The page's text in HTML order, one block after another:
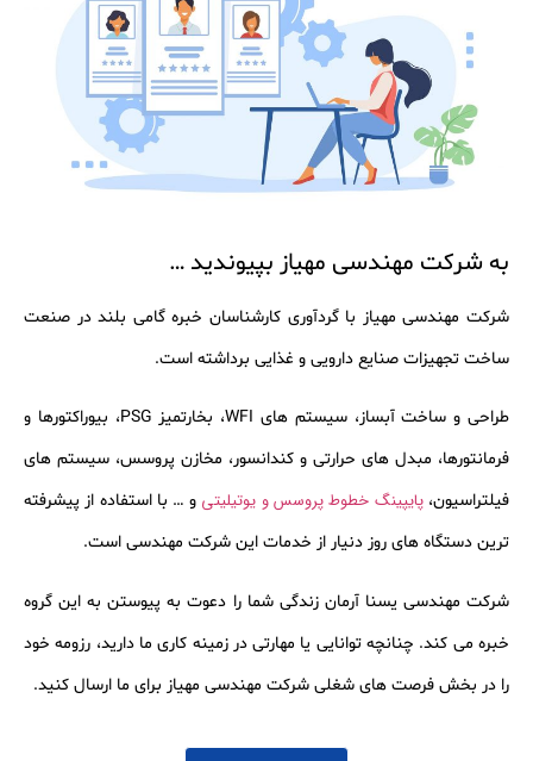
به شرکت مهندسی مهیاز بپیوندید …
شرکت مهندسی مهیاز با گردآوری کارشناسان خبره گامی بلند در صنعت
ساخت تجهیزات صنایع دارویی و غذایی برداشته است.
طراحی و ساخت آبساز، سیستم های WFI، بخارتمیز PSG، بیوراکتورها و
فرمانتورها، مبدل های حرارتی و کندانسور، مخازن پروسس، سیستم های
فیلتراسیون،پایپینگ خطوط پروسس و یوتیلیتی و … با استفاده از پیشرفته
ترین دستگاه های روز دنیار از خدمات این شرکت مهندسی است.
شرکت مهندسی یسنا آرمان زندگی شما را دعوت به پیوستن به این گروه
خبره می کند. چنانچه توانایی یا مهارتی در زمینه کاری ما دارید، رزومه خود
را در بخش فرصت های شغلی شرکت مهندسی مهیاز برای ما ارسال کنید.